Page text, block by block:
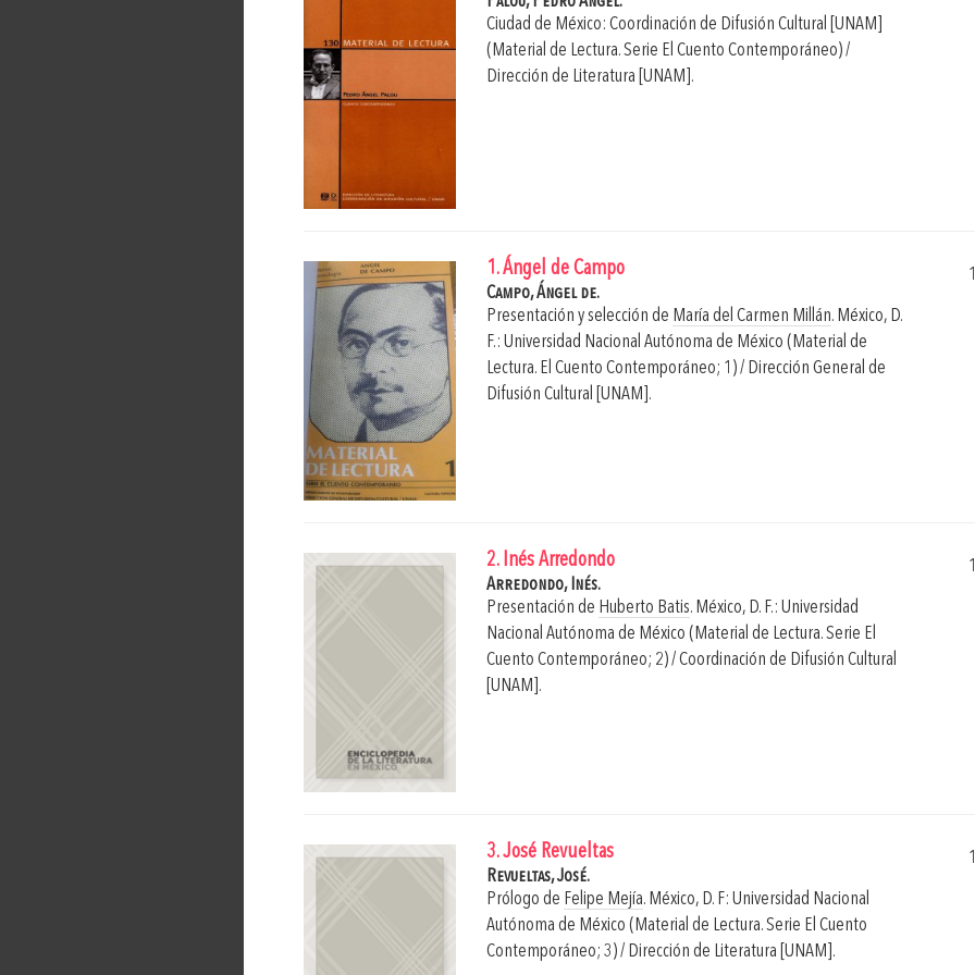
Ciudad de México: Coordinación de Difusión Cultural [UNAM]
(Material de Lectura. Serie El Cuento Contemporáneo) /
Dirección de Literatura [UNAM].
1. Ángel de Campo
Campo, Ángel de.
Presentación y selección de María del Carmen Millán. México, D.
F.: Universidad Nacional Autónoma de México (Material de
Lectura. El Cuento Contemporáneo; 1) / Dirección General de
Difusión Cultural [UNAM].
2. Inés Arredondo
Arredondo, Inés.
Presentación de Huberto Batis. México, D. F.: Universidad
Nacional Autónoma de México (Material de Lectura. Serie El
Cuento Contemporáneo; 2) / Coordinación de Difusión Cultural
[UNAM].
3. José Revueltas
Revueltas, José.
Prólogo de Felipe Mejía. México, D. F: Universidad Nacional
Autónoma de México (Material de Lectura. Serie El Cuento
Contemporáneo; 3) / Dirección de Literatura [UNAM].